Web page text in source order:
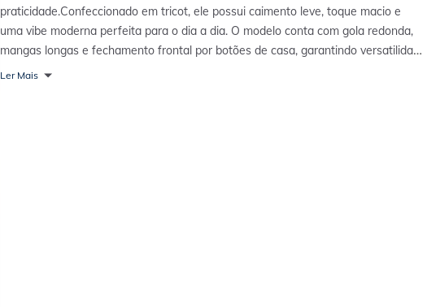
praticidade.Confeccionado em tricot, ele possui caimento leve, toque macio e
uma vibe moderna perfeita para o dia a dia. O modelo conta com gola redonda,
mangas longas e fechamento frontal por botões de casa, garantindo versatilidade
e facilidade na hora de compor o look.
Ler Mais